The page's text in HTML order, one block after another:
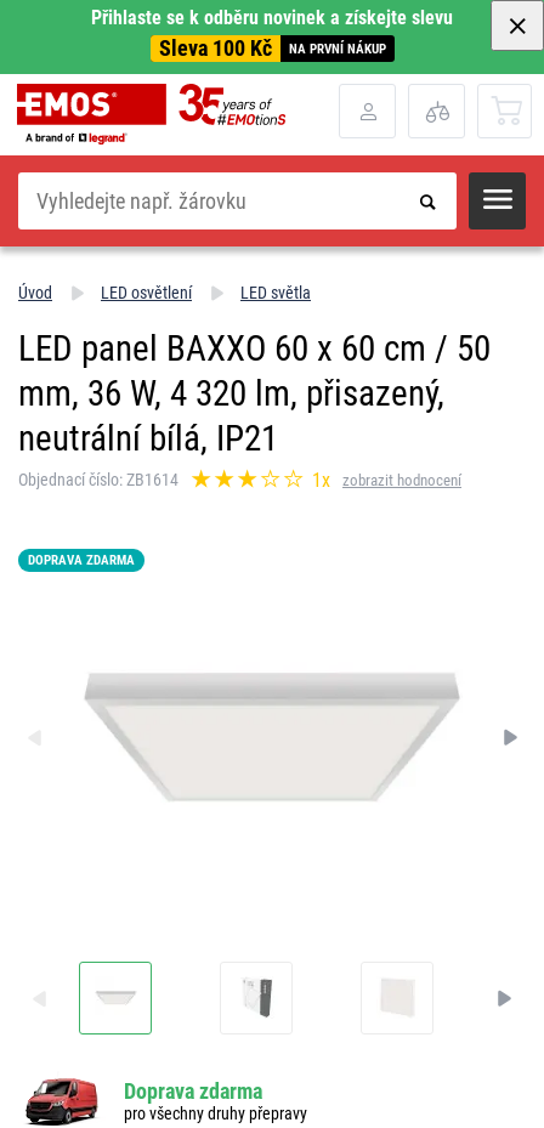
Přihlaste se k odběru novinek a získejte slevu
Sleva 100 Kč NA PRVNÍ NÁKUP
Hledat
Úvod LED osvětlení LED světla
LED panel BAXXO 60 x 60 cm / 50
mm, 36 W, 4 320 lm, přisazený,
neutrální bílá, IP21
Objednací číslo: ZB1614 1x zobrazit hodnocení
DOPRAVA ZDARMA
Doprava zdarma
pro všechny druhy přepravy